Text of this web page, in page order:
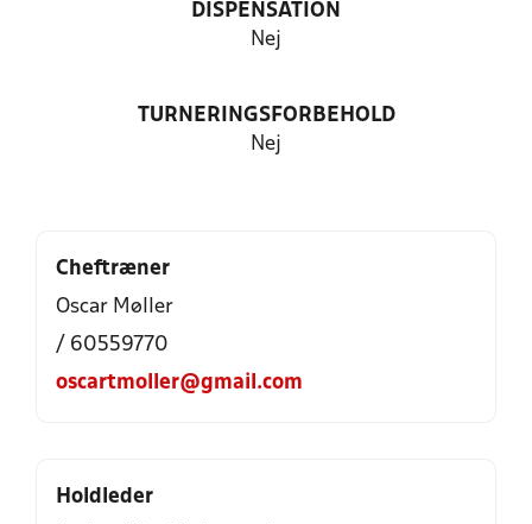
DISPENSATION
Nej
TURNERINGSFORBEHOLD
Nej
Cheftræner
Oscar Møller
/ 60559770
oscartmoller@gmail.com
Holdleder